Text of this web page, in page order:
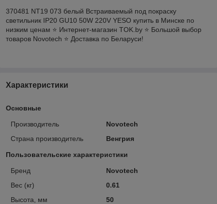
370481 NT19 073 белый Встраиваемый под покраску
светильник IP20 GU10 50W 220V YESO купить в Минске по
низким ценам ⭐️ Интернет-магазин TOK.by ⭐️ Большой выбор
товаров Novotech ⭐️ Доставка по Беларуси!
Характеристики
Основные
Производитель
Novotech
Страна производитель
Венгрия
Пользовательские характеристики
Бренд
Novotech
Вес (кг)
0.61
Высота, мм
50